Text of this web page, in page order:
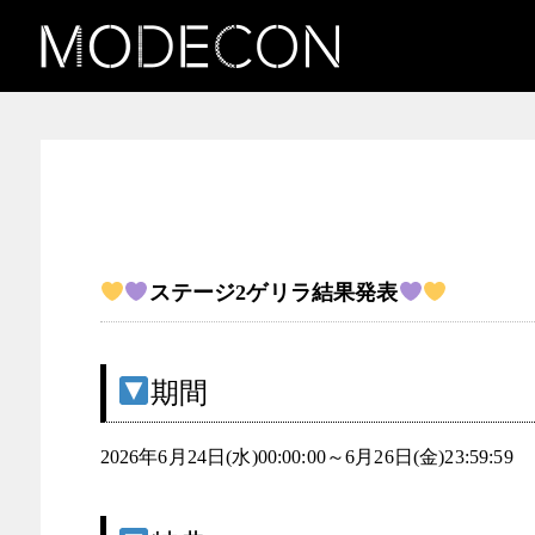
ステージ2ゲリラ結果発表
期間
2026年6月24日(水)00:00:00～6月26日(金)23:59:59